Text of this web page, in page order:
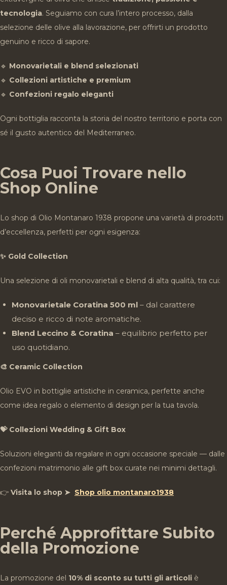
tecnologia. Seguiamo con cura l’intero processo, dalla
selezione delle olive alla lavorazione, per offrirti un prodotto
genuino e ricco di sapore.
🔹 Monovarietali e blend selezionati
🔹 Collezioni artistiche e premium
🔹 Confezioni regalo eleganti
Ogni bottiglia racconta la storia del nostro territorio e porta con
sé il gusto autentico del Mediterraneo.
Cosa Puoi Trovare nello
Shop Online
Lo shop di Olio Montanaro 1938 propone una varietà di prodotti
d’eccellenza, perfetti per ogni esigenza:
✨ Gold Collection
Una selezione di oli monovarietali e blend di alta qualità, tra cui:
Monovarietale Coratina 500 ml– dal carattere
deciso e ricco di note aromatiche.
Blend Leccino & Coratina – equilibrio perfetto per
uso quotidiano.
🎨 Ceramic Collection
Olio EVO in bottiglie artistiche in ceramica, perfette anche
come idea regalo o elemento di design per la tua tavola.
💝 Collezioni Wedding & Gift Box
Soluzioni eleganti da regalare in ogni occasione speciale — dalle
confezioni matrimonio alle gift box curate nei minimi dettagli.
👉 Visita lo shop ➤ Shop olio montanaro1938
Perché Approfittare Subito
della Promozione
La promozione del 10% di sconto su tutti gli articoli è